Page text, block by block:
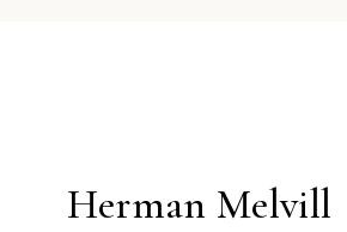
Herman Melvill